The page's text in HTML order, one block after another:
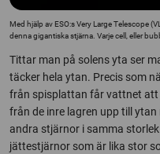
Med hjälp av ESO:s Very Large Telescope
denna gigantiska stjärna. Varje cell, eller
Tittar man på solens yta ser
täcker hela ytan. Precis som
från spisplattan får vattnet
från de inre lagren upp till
andra stjärnor i samma
jättestjärnor som är lika stor